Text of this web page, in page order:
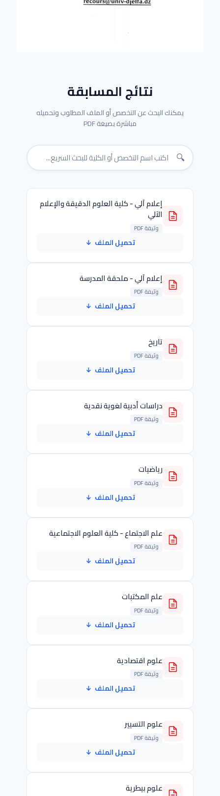
نتائج المسابقة
يمكنك البحث عن التخصص أو الملف المطلوب وتحميله
مباشرة بصيغة PDF
🔍
إعلام آلي - كلية العلوم الدقيقة والإعلام
الآلي
وثيقة PDF
تحميل الملف ↓
إعلام آلي - ملحقة المدرسة
وثيقة PDF
تحميل الملف ↓
تاريخ
وثيقة PDF
تحميل الملف ↓
دراسات أدبية لغوية نقدية
وثيقة PDF
تحميل الملف ↓
رياضيات
وثيقة PDF
تحميل الملف ↓
علم الاجتماع - كلية العلوم الاجتماعية
وثيقة PDF
تحميل الملف ↓
علم المكتبات
وثيقة PDF
تحميل الملف ↓
علوم اقتصادية
وثيقة PDF
تحميل الملف ↓
علوم التسيير
وثيقة PDF
تحميل الملف ↓
علوم بيطرية